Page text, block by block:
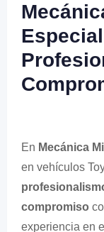
En Mecánica
en vehículos
compromiso
experiencia en